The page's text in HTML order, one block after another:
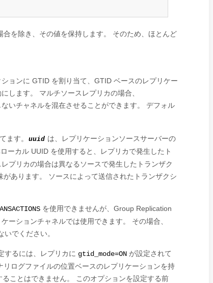
を除き、その値を保持します。 そのため、ほとんど
ョンに GTID を割り当て、GTID ベースのレプリケー
します。 マルチソースレプリカの場合、
いチャネルを混在させることができます。 デフォル
ます。 uuid は、レプリケーションソースサーバーの
ーカル UUID を使用すると、レプリカで発生したト
プリカの場合は異なるソースで発生したトランザク
あります。 ソースによって送信されたトランザクシ
を使用できませんが、Group Replication
ーションチャネルでは使用できます。 その場合、
でください。
するには、レプリカに gtid_mode=ON が設定されて
ログファイルの位置ベースのレプリケーションを持
ることはできません。 このオプションを設定する前